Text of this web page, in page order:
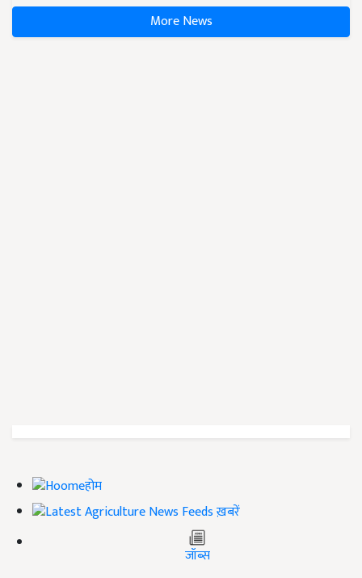
More News
होम
ख़बरें
जॉब्स